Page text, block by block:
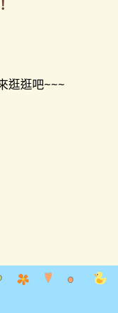
逛逛吧~~~